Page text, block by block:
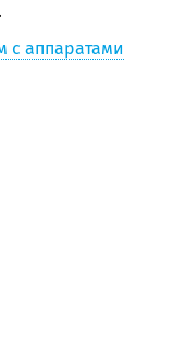
с аппаратами